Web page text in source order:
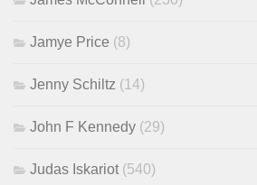
Jamye Price (8)
Jenny Schiltz (14)
John F Kennedy (29)
Judas Iskariot (540)